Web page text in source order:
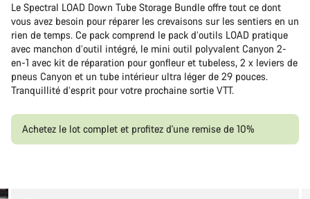
Le Spectral LOAD Down Tube Storage Bundle offre tout ce dont
vous avez besoin pour réparer les crevaisons sur les sentiers en un
rien de temps. Ce pack comprend le pack d’outils LOAD pratique
avec manchon d’outil intégré, le mini outil polyvalent Canyon 2-
en-1 avec kit de réparation pour gonfleur et tubeless, 2 x leviers de
pneus Canyon et un tube intérieur ultra léger de 29 pouces.
Tranquillité d’esprit pour votre prochaine sortie VTT.
Achetez le lot complet et profitez d'une remise de 10%